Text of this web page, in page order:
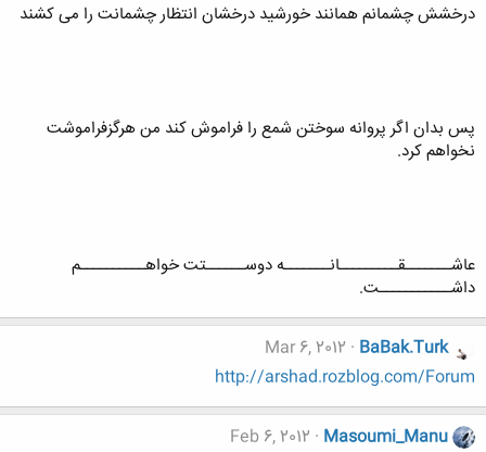
درخشش چشمانم همانند خورشید درخشان انتظار چشمانت را می کشند
پس بدان اگر پروانه سوختن شمع را فراموش کند من هرگزفراموشت
نخواهم کرد.
عاشـــــــقـــــــــانـــــــه دوســــــتت خواهــــــــــم
داشـــــــــــت.
BaBak.Turk
Mar 6, 2012
http://arshad.rozblog.com/Forum
Masoumi_Manu
Feb 6, 2012